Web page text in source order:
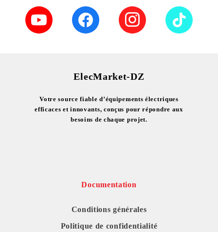
ElecMarket-DZ
Votre source fiable d’équipements électriques
efficaces et innovants, conçus pour répondre aux
besoins de chaque projet.
Documentation
Conditions générales
Politique de confidentialité